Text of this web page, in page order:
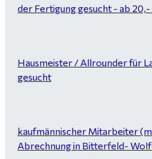
der Fertigung gesucht - ab
Hausmeister / Allrounder für
gesucht
kaufmännischer Mitarbeiter
Abrechnung in Bitterfeld-